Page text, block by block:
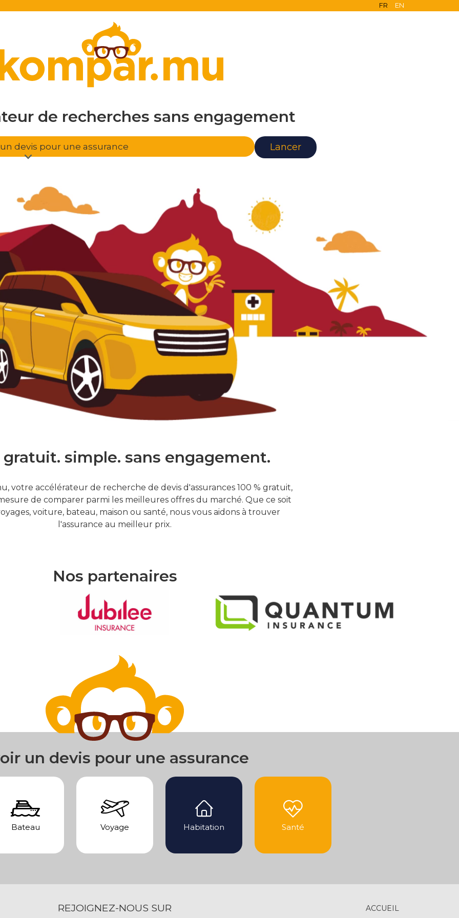
FR EN
de recherches
en ligne
sans engagement
d'assurance
devis pour une assurance Lancer
gratuit. simple. sans engagement.
votre accélérateur de recherche de devis d'assurances 100 % gratuit,
de comparer parmi les meilleures offres du marché. Que ce soit
voiture, bateau, maison ou santé, nous vous aidons à trouver
l'assurance au meilleur prix.
Nos partenaires
un devis pour une assurance
Bateau Voyage Habitation Santé
REJOIGNEZ-NOUS SUR
ACCUEIL